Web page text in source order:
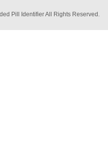
Pill Identifier All Rights Reserved.